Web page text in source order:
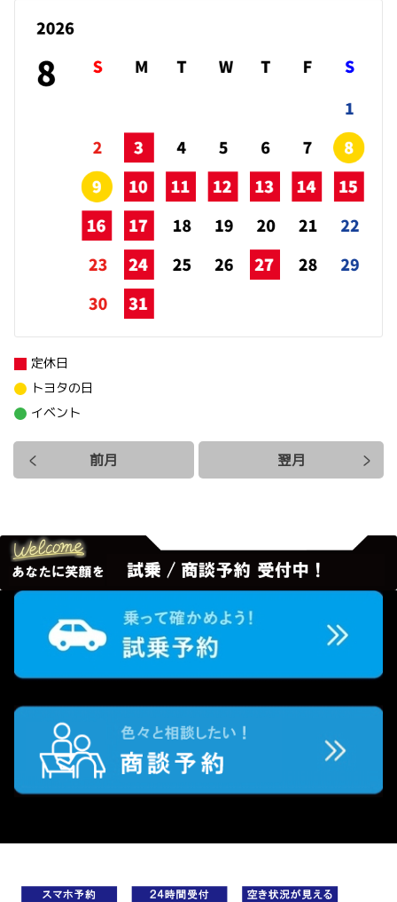
前月 翌月
定休日
トヨタの日
イベント